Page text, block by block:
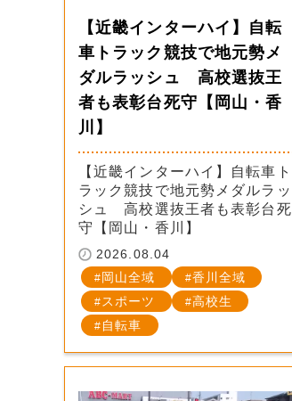
【近畿インターハイ】自転
車トラック競技で地元勢メ
ダルラッシュ 高校選抜王
者も表彰台死守【岡山・香
川】
【近畿インターハイ】自転車ト
ラック競技で地元勢メダルラッ
シュ 高校選抜王者も表彰台死
守【岡山・香川】
2026.08.04
岡山全域
香川全域
スポーツ
高校生
自転車